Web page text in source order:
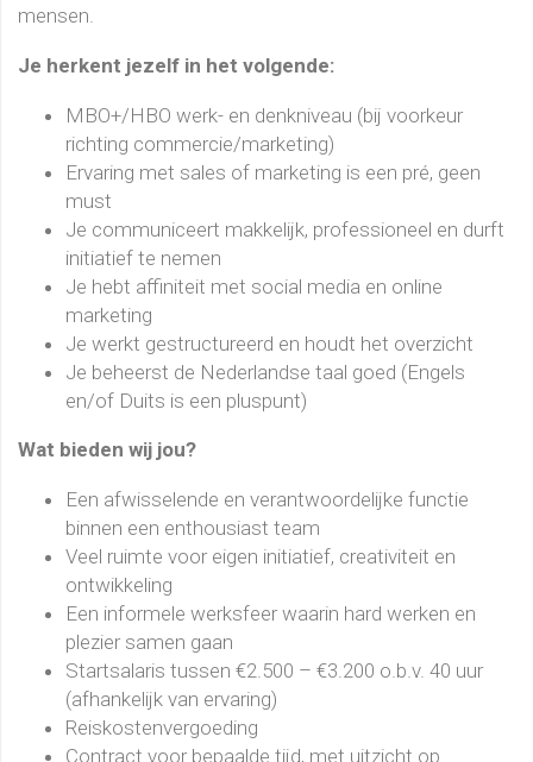
mensen.
Je herkent jezelf in het volgende:
MBO+/HBO werk- en denkniveau (bij voorkeur
richting commercie/marketing)
Ervaring met sales of marketing is een pré, geen
must
Je communiceert makkelijk, professioneel en durft
initiatief te nemen
Je hebt affiniteit met social media en online
marketing
Je werkt gestructureerd en houdt het overzicht
Je beheerst de Nederlandse taal goed (Engels
en/of Duits is een pluspunt)
Wat bieden wij jou?
Een afwisselende en verantwoordelijke functie
binnen een enthousiast team
Veel ruimte voor eigen initiatief, creativiteit en
ontwikkeling
Een informele werksfeer waarin hard werken en
plezier samen gaan
Startsalaris tussen €2.500 – €3.200 o.b.v. 40 uur
(afhankelijk van ervaring)
Reiskostenvergoeding
Contract voor bepaalde tijd, met uitzicht op